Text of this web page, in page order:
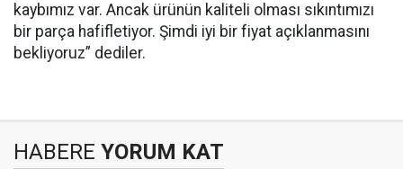
kaybımız var. Ancak ürünün kaliteli olması sıkıntımızı
bir parça hafifletiyor. Şimdi iyi bir fiyat açıklanmasını
bekliyoruz” dediler.
HABERE YORUM KAT